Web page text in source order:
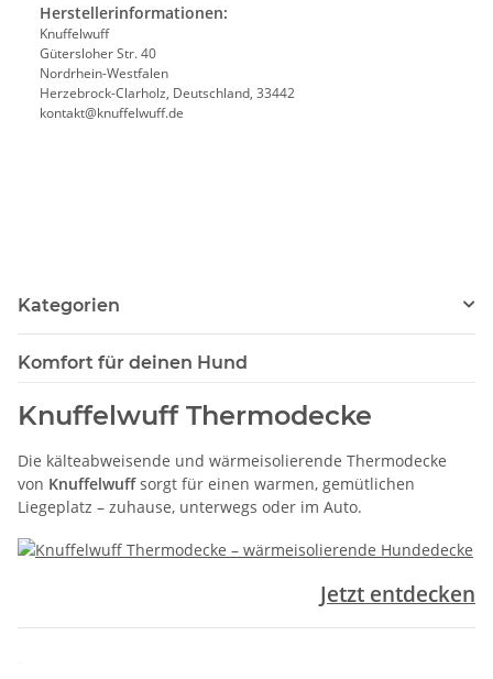
Herstellerinformationen:
Knuffelwuff
Gütersloher Str. 40
Nordrhein-Westfalen
Herzebrock-Clarholz, Deutschland, 33442
kontakt@knuffelwuff.de
Kategorien
Komfort für deinen Hund
Knuffelwuff Thermodecke
Die kälteabweisende und wärmeisolierende Thermodecke
von Knuffelwuffsorgt für einen warmen, gemütlichen
Liegeplatz – zuhause, unterwegs oder im Auto.
Jetzt entdecken